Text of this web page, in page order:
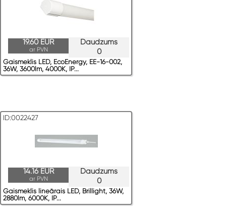
Daudzums
0
19.60 EUR
ar PVN
Gaismeklis LED, EcoEnergy, EE-16-002,
36W, 3600lm, 4000K, IP...
ID:0022427
Daudzums
0
14.16 EUR
ar PVN
Gaismeklis lineārais LED, Brillight, 36W,
2880lm, 6000K, IP...